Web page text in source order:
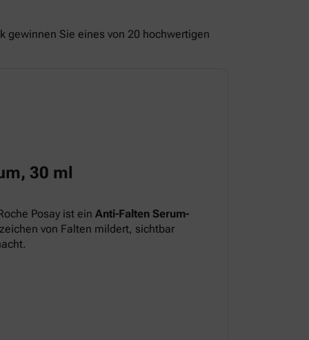
gewinnen Sie eines von 20 hochwertigen
30 ml
Posay ist ein Anti-Falten Serum-
von Falten mildert, sichtbar